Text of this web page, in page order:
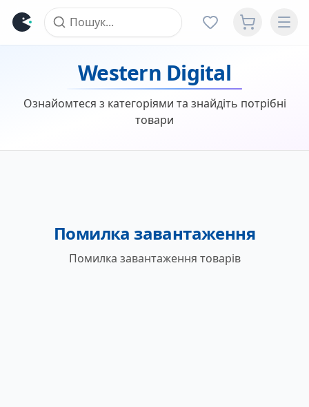
Western Digital
Ознайомтеся з категоріями та знайдіть потрібні
товари
Помилка завантаження
Помилка завантаження товарів